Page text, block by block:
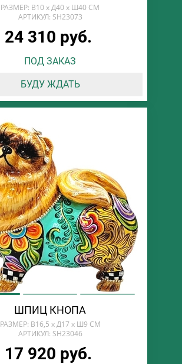
РАЗМЕР: В10 х Д40 х Ш40 СМ
АРТИКУЛ: SH23073
24 310 руб.
ПОД ЗАКАЗ
БУДУ ЖДАТЬ
ШПИЦ КНОПА
РАЗМЕР: В16,5 х Д17 х Ш9 СМ
АРТИКУЛ: SH23046
17 920 руб.